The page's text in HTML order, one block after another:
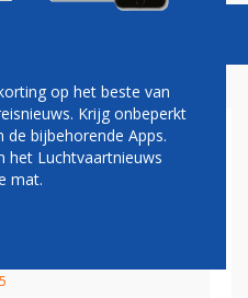
leveringen 787
op het beste van
Krijg onbeperkt
bijbehorende Apps.
het Luchtvaartnieuws
mat.